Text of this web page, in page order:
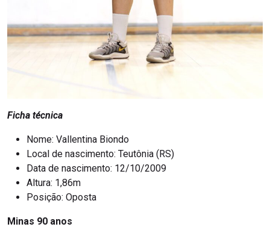
Ficha técnica
Nome: Vallentina Biondo
Local de nascimento: Teutônia (RS)
Data de nascimento: 12/10/2009
Altura: 1,86m
Posição: Oposta
Minas 90 anos